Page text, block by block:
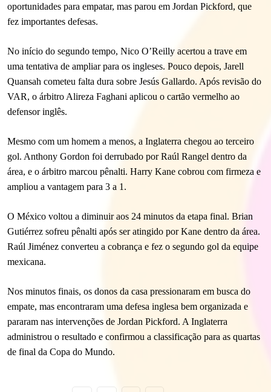
oportunidades para empatar, mas parou em Jordan Pickford, que
fez importantes defesas.
No início do segundo tempo, Nico O’Reilly acertou a trave em
uma tentativa de ampliar para os ingleses. Pouco depois, Jarell
Quansah cometeu falta dura sobre Jesús Gallardo. Após revisão do
VAR, o árbitro Alireza Faghani aplicou o cartão vermelho ao
defensor inglês.
Mesmo com um homem a menos, a Inglaterra chegou ao terceiro
gol. Anthony Gordon foi derrubado por Raúl Rangel dentro da
área, e o árbitro marcou pênalti. Harry Kane cobrou com firmeza e
ampliou a vantagem para 3 a 1.
O México voltou a diminuir aos 24 minutos da etapa final. Brian
Gutiérrez sofreu pênalti após ser atingido por Kane dentro da área.
Raúl Jiménez converteu a cobrança e fez o segundo gol da equipe
mexicana.
Nos minutos finais, os donos da casa pressionaram em busca do
empate, mas encontraram uma defesa inglesa bem organizada e
pararam nas intervenções de Jordan Pickford. A Inglaterra
administrou o resultado e confirmou a classificação para as quartas
de final da Copa do Mundo.